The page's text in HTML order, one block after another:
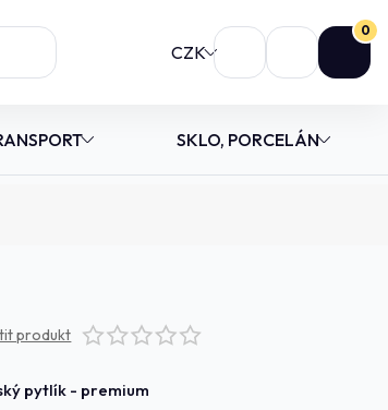
CZK
0
SKLO, PORCELÁN
produkt
pytlík - premium